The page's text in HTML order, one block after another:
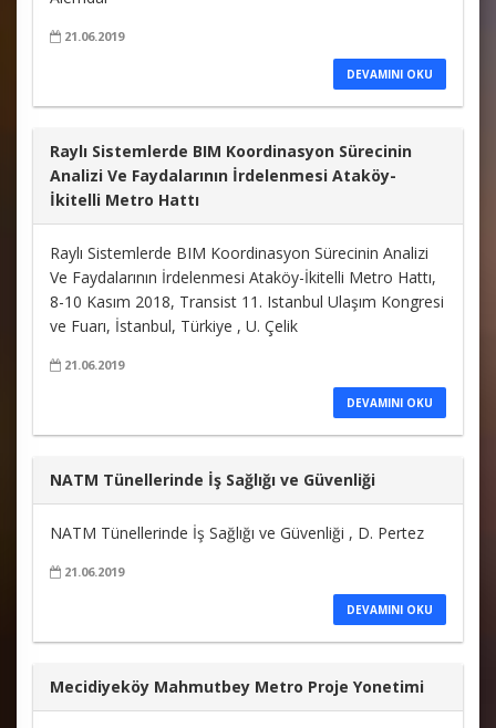
21.06.2019
DEVAMINI OKU
Raylı Sistemlerde BIM Koordinasyon Sürecinin
Analizi Ve Faydalarının İrdelenmesi Ataköy-
İkitelli Metro Hattı
Raylı Sistemlerde BIM Koordinasyon Sürecinin Analizi
Ve Faydalarının İrdelenmesi Ataköy-İkitelli Metro Hattı,
8-10 Kasım 2018, Transist 11. Istanbul Ulaşım Kongresi
ve Fuarı, İstanbul, Türkiye , U. Çelik
21.06.2019
DEVAMINI OKU
NATM Tünellerinde İş Sağlığı ve Güvenliği
NATM Tünellerinde İş Sağlığı ve Güvenliği , D. Pertez
21.06.2019
DEVAMINI OKU
Mecidiyeköy Mahmutbey Metro Proje Yonetimi